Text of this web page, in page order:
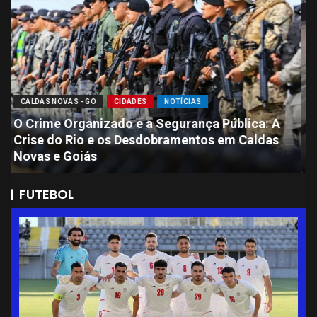
CALDAS NOVAS - GO CIDADES NOTÍCIAS
Sete Presos por Ataque Brutal que Deixou
Jovem de 11 Anos com Perda de Massa
Encefálica em Caldas Novas
FUTEBOL